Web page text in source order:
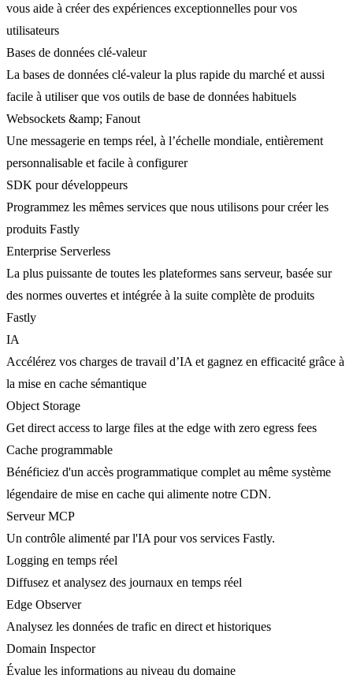
vous aide à créer des expériences exceptionnelles pour vos
utilisateurs
Bases de données clé-valeur
La bases de données clé-valeur la plus rapide du marché et aussi
facile à utiliser que vos outils de base de données habituels
Websockets &amp; Fanout
Une messagerie en temps réel, à l’échelle mondiale, entièrement
personnalisable et facile à configurer
SDK pour développeurs
Programmez les mêmes services que nous utilisons pour créer les
produits Fastly
Enterprise Serverless
La plus puissante de toutes les plateformes sans serveur, basée sur
des normes ouvertes et intégrée à la suite complète de produits
Fastly
IA
Accélérez vos charges de travail d’IA et gagnez en efficacité grâce à
la mise en cache sémantique
Object Storage
Get direct access to large files at the edge with zero egress fees
Cache programmable
Bénéficiez d'un accès programmatique complet au même système
légendaire de mise en cache qui alimente notre CDN.
Serveur MCP
Un contrôle alimenté par l'IA pour vos services Fastly.
Logging en temps réel
Diffusez et analysez des journaux en temps réel
Edge Observer
Analysez les données de trafic en direct et historiques
Domain Inspector
Évalue les informations au niveau du domaine